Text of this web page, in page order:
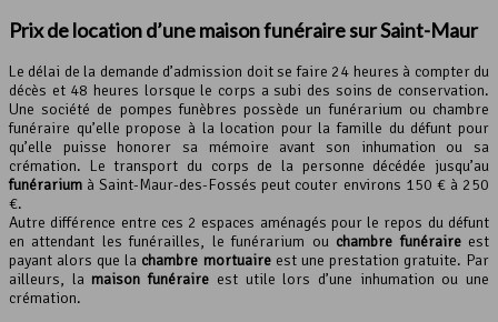
Prix de location d’une maison funéraire sur Saint-Maur
Le délai de la demande d’admission doit se faire 24 heures à compter du
décès et 48 heures lorsque le corps a subi des soins de conservation.
Une société de pompes funèbres possède un funérarium ou chambre
funéraire qu’elle propose à la location pour la famille du défunt pour
qu’elle puisse honorer sa mémoire avant son inhumation ou sa
crémation. Le transport du corps de la personne décédée jusqu’au
funérarium à Saint-Maur-des-Fossés peut couter environs 150 € à 250
€.
Autre différence entre ces 2 espaces aménagés pour le repos du défunt
en attendant les funérailles, le funérarium ou chambre funéraireest
payant alors que la chambre mortuaireest une prestation gratuite. Par
ailleurs, la maison funéraire est utile lors d’une inhumation ou une
crémation.